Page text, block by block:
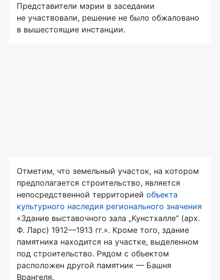
Представители мэрии в заседании
не участвовали, решение не было обжаловано
в вышестоящие инстанции.
Отметим, что земельный участок, на котором
предполагается строительство, является
непосредственной территорией объекта
культурного наследия регионального значения
«Здание выставочного зала „Кунстхалле“ (арх.
Ф. Ларс) 1912—1913 гг.». Кроме того, здание
памятника находится на участке, выделенном
под строительство. Рядом с объектом
расположен другой памятник — Башня
Врангеля.